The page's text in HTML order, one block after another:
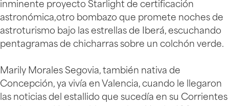
inminente proyecto Starlight de certificación
astronómica,otro bombazo que promete noches de
astroturismo bajo las estrellas de Iberá, escuchando
pentagramas de chicharras sobre un colchón verde.
Marily Morales Segovia, también nativa de
Concepción, ya vivía en Valencia, cuando le llegaron
las noticias del estallido que sucedía en su Corrientes